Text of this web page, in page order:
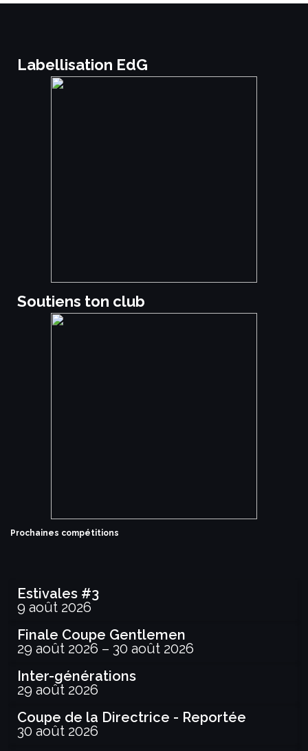
Labellisation EdG
Soutiens ton club
Prochaines compétitions
Estivales #3
9 août 2026
Finale Coupe Gentlemen
29 août 2026 – 30 août 2026
Inter-générations
29 août 2026
Coupe de la Directrice - Reportée
30 août 2026